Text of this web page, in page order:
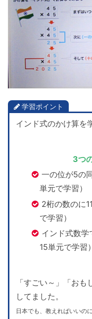
学習ポイント
インド式のかけ算を
3つ
一の位が5の
単元で学習）
2桁の数のに
で学習）
インド式数
15単元で学習）
「すごい～」「お
してました。
日本でも、教えればいいの